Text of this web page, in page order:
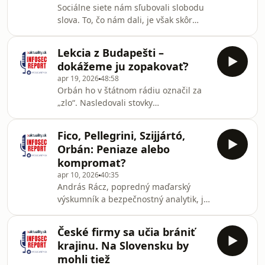
prečo Európa urýchlene zbrojí a stavia
vlastný plán B – a prečo Slovensko v
tejto rovnici zatiaľ chýba.🎙️Moderátor:
Victor Breiner
Sociálne siete nám sľubovali slobodu
slova. To, čo nám dali, je však skôr
slušní diskutéri radšej
odchádzajú.Keď nenávisť voči
utekajúcim ukrajinským civilistom
zaplavila slovenský Facebook, štyria
kamaráti sa rozhodli, že to nenechajú
len tak. Začali budovať technológiu,
ktorá dnes funguje v štrnástich
jazykoch a ďaleko za hr
Lekcia z Budapešti –
dokážeme ju zopakovať?
apr 19, 202648:58
Orbán ho v štátnom rádiu označil za
„zlo“. Nasledovali stovky
Krekó, ekonóm a sociálny psychológ,
riaditeľ budapeštianskeho think-tanku
Political Capital, habilitovaný docent
na Univerzite Eötvösa Loránda a
senior fellow washingtonského Centra
pre európsku politickú analýzu (CEPA),
v rozhovore s Victorom Breinerom
vysvetľuje, preč
Fico, Pellegrini, Szijjártó,
Orbán: Peniaze alebo
kompromat?
apr 10, 202640:35
András Rácz, popredný maďarský
výskumník a bezpečnostný analytik, je
epizóde podcastu Infosec Report.
Spoločne hovoria o odpočutých
telefonátoch maďarského ministra
zahraničných vecí Szijjártóa s
České firmy sa učia brániť
krajinu. Na Slovensku by
mohli tiež